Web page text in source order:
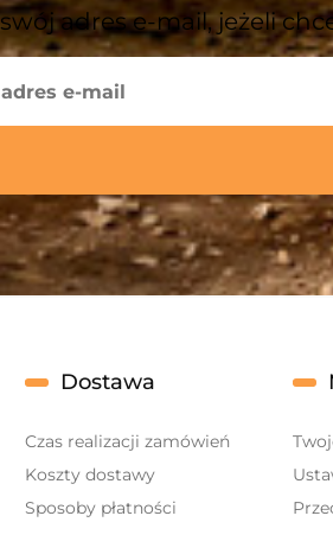
adres e-mail, jeżeli
Dostawa
Czas realizacji zamówień
Koszty dostawy
Sposoby płatności